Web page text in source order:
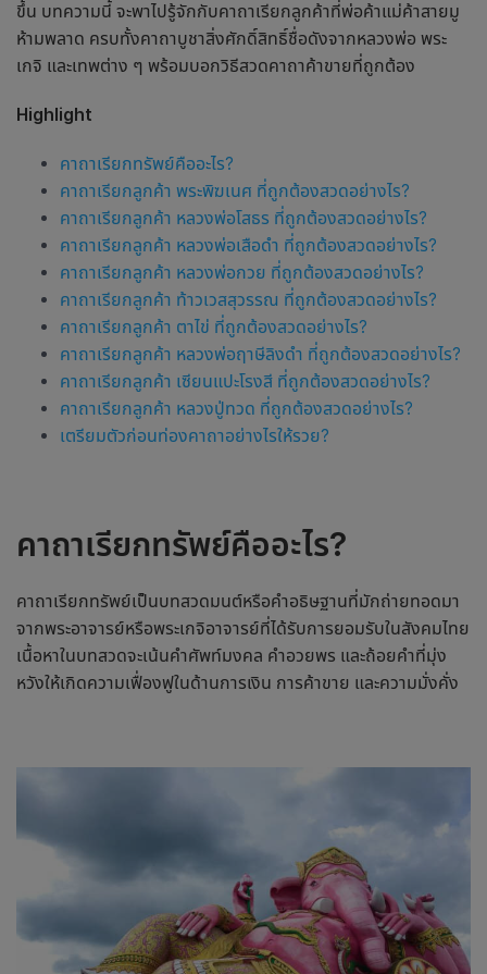
ขึ้น บทความนี้ จะพาไปรู้จักกับคาถาเรียกลูกค้าที่พ่อค้าแม่ค้าสายมู
ห้ามพลาด ครบทั้งคาถาบูชาสิ่งศักดิ์สิทธิ์ชื่อดังจากหลวงพ่อ พระ
เกจิ และเทพต่าง ๆ พร้อมบอกวิธีสวดคาถาค้าขายที่ถูกต้อง
Highlight
คาถาเรียกทรัพย์คืออะไร?
คาถาเรียกลูกค้า พระพิฆเนศ ที่ถูกต้องสวดอย่างไร?
คาถาเรียกลูกค้า หลวงพ่อโสธร ที่ถูกต้องสวดอย่างไร?
คาถาเรียกลูกค้า หลวงพ่อเสือดำ ที่ถูกต้องสวดอย่างไร?
คาถาเรียกลูกค้า หลวงพ่อกวย ที่ถูกต้องสวดอย่างไร?
คาถาเรียกลูกค้า ท้าวเวสสุวรรณ ที่ถูกต้องสวดอย่างไร?
คาถาเรียกลูกค้า ตาไข่ ที่ถูกต้องสวดอย่างไร?
คาถาเรียกลูกค้า หลวงพ่อฤาษีลิงดำ ที่ถูกต้องสวดอย่างไร?
คาถาเรียกลูกค้า เซียนแปะโรงสี ที่ถูกต้องสวดอย่างไร?
คาถาเรียกลูกค้า หลวงปู่ทวด ที่ถูกต้องสวดอย่างไร?
เตรียมตัวก่อนท่องคาถาอย่างไรให้รวย?
คาถาเรียกทรัพย์คืออะไร?
คาถาเรียกทรัพย์เป็นบทสวดมนต์หรือคำอธิษฐานที่มักถ่ายทอดมา
จากพระอาจารย์หรือพระเกจิอาจารย์ที่ได้รับการยอมรับในสังคมไทย
เนื้อหาในบทสวดจะเน้นคำศัพท์มงคล คำอวยพร และถ้อยคำที่มุ่ง
หวังให้เกิดความเฟื่องฟูในด้านการเงิน การค้าขาย และความมั่งคั่ง